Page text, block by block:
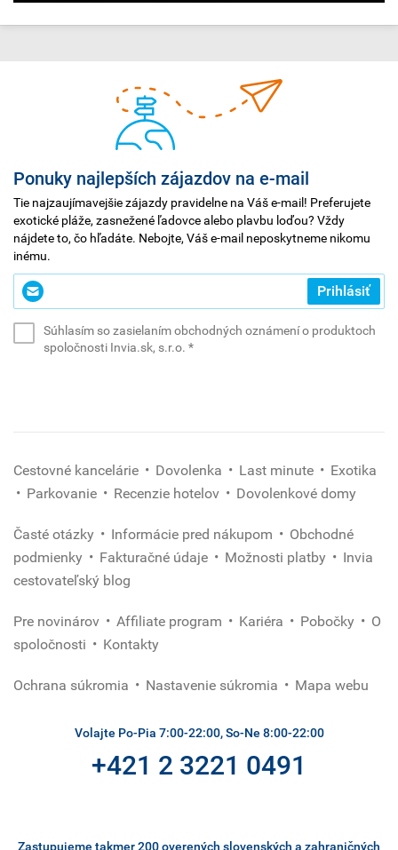
Ponuky najlepších zájazdov na e-mail
Tie najzaujímavejšie zájazdy pravidelne na Váš e-mail! Preferujete
exotické pláže, zasnežené ľadovce alebo plavbu loďou? Vždy
nájdete to, čo hľadáte. Nebojte, Váš e-mail neposkytneme nikomu
inému.
Zadajte
svoj
Prihlásiť
Súhlasím so zasielaním obchodných oznámení o produktoch
spoločnosti Invia.sk, s.r.o. *(povinné)
Cestovné kancelárie Dovolenka Last minute
Exotika
Parkovanie
Recenzie hotelov Dovolenkové domy
Časté otázky Informácie pred nákupom
Obchodné
podmienky
Fakturačné údaje Možnosti platby
Invia
cestovateľský blog
Pre novinárov Affiliate program Kariéra Pobočky
O
spoločnosti
Kontakty
Ochrana súkromia Nastavenie súkromia Mapa webu
Volajte Po-Pia 7:00-22:00, So-Ne 8:00-22:00
+421 2 3221 0491
Zastupujeme takmer 200 overených slovenských a zahraničných